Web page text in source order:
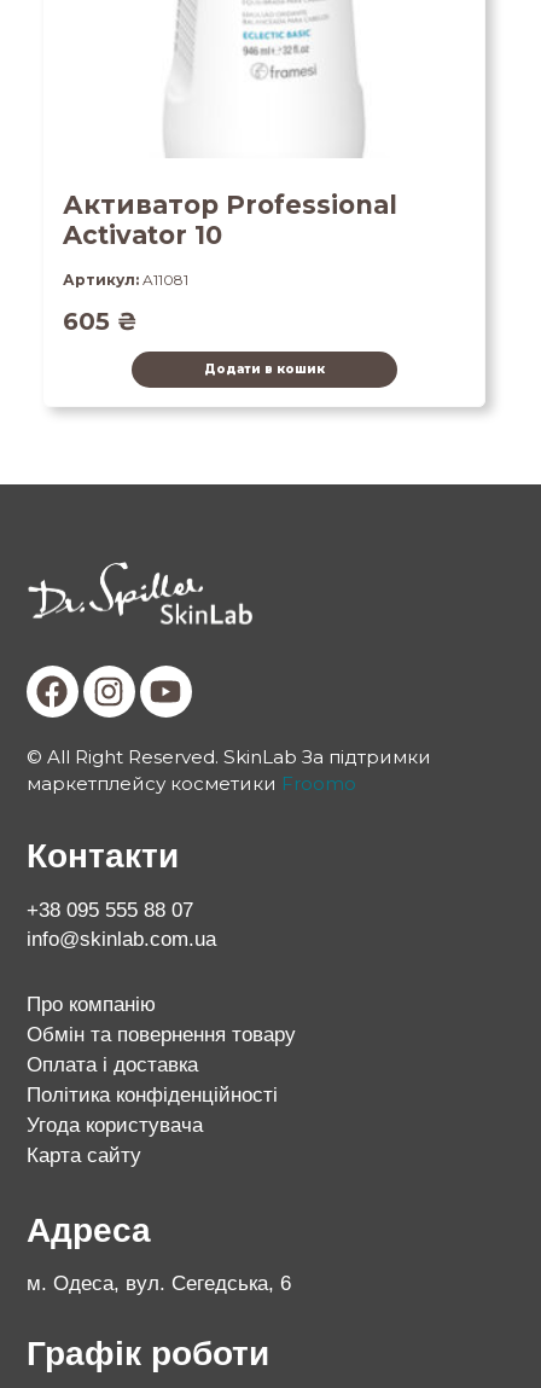
Активатор Professional
Activator 10
Артикул: A11081
605 ₴
Додати в кошик
© All Right Reserved. SkinLab За підтримки
маркетплейсу косметики Froomo
Контакти
+38 095 555 88 07
info@skinlab.com.ua
Про компанію
Обмін та повернення товару
Оплата і доставка
Політика конфіденційності
Угода користувача
Карта сайту
Адреса
м. Одеса, вул. Сегедська, 6
Графік роботи